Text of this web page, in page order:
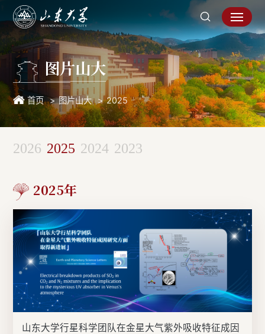
图片山大
首页 图片山大 2025
2026 2025 2024 2023
2025年
山东大学行星科学团队在金星大气紫外吸收特征成因